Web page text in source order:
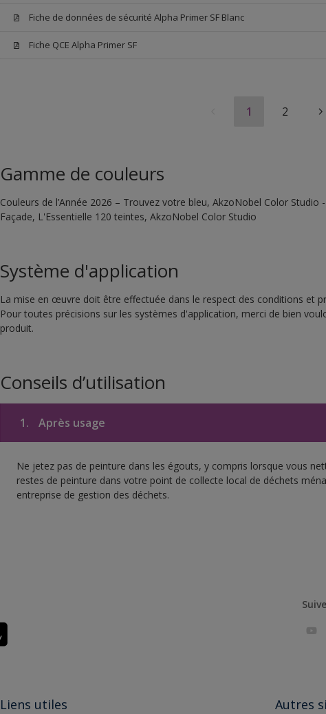
Fiche de données de sécurité Alpha Primer SF Blanc
Fiche QCE Alpha Primer SF
1 2
Gamme de couleurs
Couleurs de l’Année 2026 – Trouvez votre bleu, AkzoNobel Color
Façade, L'Essentielle 120 teintes, AkzoNobel Color Studio
Système d'application
La mise en œuvre doit être effectuée dans le respect des conditions et
Pour toutes précisions sur les systèmes d'application, merci de bien
produit.
Conseils d’utilisation
1. Après usage
Ne jetez pas de peinture dans les égouts, y compris lorsque vous
restes de peinture dans votre point de collecte local de déchets
entreprise de gestion des déchets.
Liens utiles Autres